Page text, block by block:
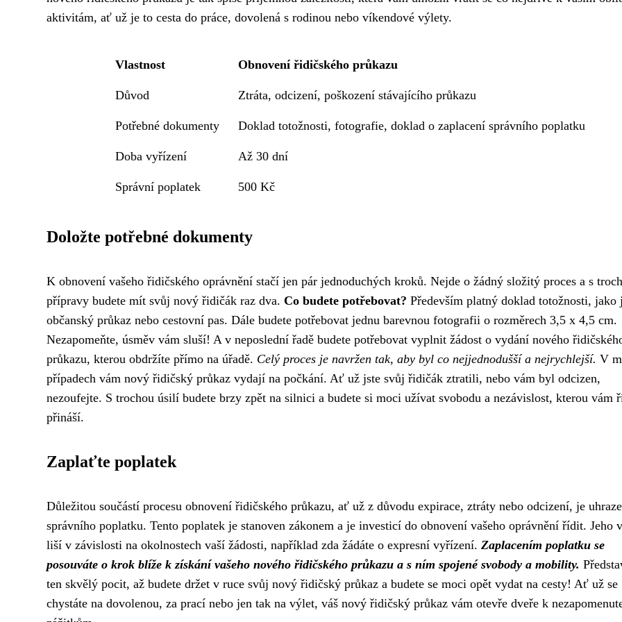
aktivitám, ať už je to cesta do práce, dovolená s rodinou nebo víkendové výlety.
Vlastnost Obnovení řidičského průkazu
Důvod Ztráta, odcizení, poškození stávajícího průkazu
Potřebné dokumenty Doklad totožnosti, fotografie, doklad o zaplacení správního poplatku
Doba vyřízení Až 30 dní
Správní poplatek 500 Kč
Doložte potřebné dokumenty
K obnovení vašeho řidičského oprávnění stačí jen pár jednoduchých kroků. Nejde o žádný složitý proces a s
přípravy budete mít svůj nový řidičák raz dva. Co budete potřebovat? Především platný doklad totožnosti, jako
občanský průkaz nebo cestovní pas. Dále budete potřebovat jednu barevnou fotografii o rozměrech 3,5 x 4,5 cm.
Nezapomeňte, úsměv vám sluší! A v neposlední řadě budete potřebovat vyplnit žádost o vydání nového
průkazu, kterou obdržíte přímo na úřadě. Celý proces je navržen tak, aby byl co nejjednodušší a nejrychlejší. V
případech vám nový řidičský průkaz vydají na počkání. Ať už jste svůj řidičák ztratili, nebo vám byl odcizen,
nezoufejte. S trochou úsilí budete brzy zpět na silnici a budete si moci užívat svobodu a nezávislost, kterou vám
přináší.
Zaplaťte poplatek
Důležitou součástí procesu obnovení řidičského průkazu, ať už z důvodu expirace, ztráty nebo odcizení, je
správního poplatku. Tento poplatek je stanoven zákonem a je investicí do obnovení vašeho oprávnění řídit. Jeho
liší v závislosti na okolnostech vaší žádosti, například zda žádáte o expresní vyřízení. Zaplacením poplatku se
posouváte o krok blíže k získání vašeho nového řidičského průkazu a s ním spojené svobody a mobility.
ten skvělý pocit, až budete držet v ruce svůj nový řidičský průkaz a budete se moci opět vydat na cesty! Ať už se
chystáte na dovolenou, za prací nebo jen tak na výlet, váš nový řidičský průkaz vám otevře dveře k